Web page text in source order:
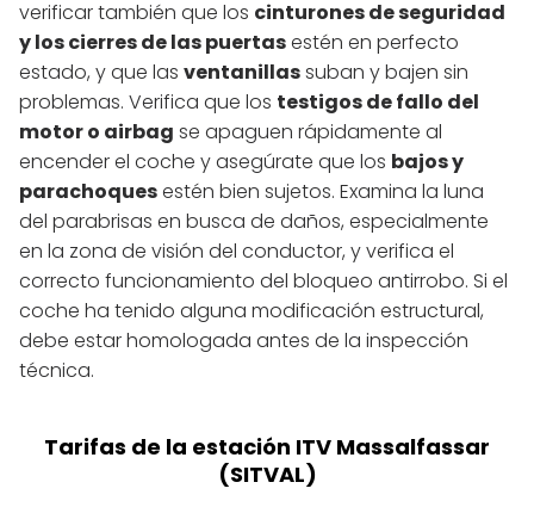
verificar también que los cinturones de seguridad
y los cierres de las puertasestén en perfecto
estado, y que las ventanillassuban y bajen sin
problemas. Verifica que los testigos de fallo del
motor o airbag se apaguen rápidamente al
encender el coche y asegúrate que los bajos y
parachoquesestén bien sujetos. Examina la luna
del parabrisas en busca de daños, especialmente
en la zona de visión del conductor, y verifica el
correcto funcionamiento del bloqueo antirrobo. Si el
coche ha tenido alguna modificación estructural,
debe estar homologada antes de la inspección
técnica.
Tarifas de la estación ITV Massalfassar
(SITVAL)